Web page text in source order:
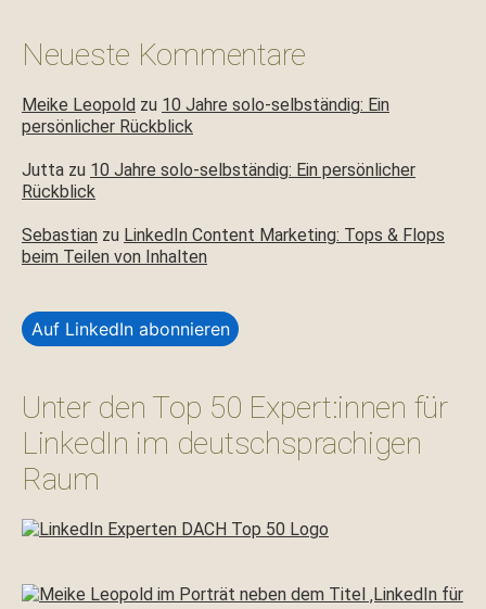
Neueste Kommentare
Meike Leopold zu 10 Jahre solo-selbständig: Ein
persönlicher Rückblick
Jutta zu 10 Jahre solo-selbständig: Ein persönlicher
Rückblick
Sebastian zu LinkedIn Content Marketing: Tops & Flops
beim Teilen von Inhalten
Auf LinkedIn abonnieren
Unter den Top 50 Expert:innen für
LinkedIn im deutschsprachigen
Raum